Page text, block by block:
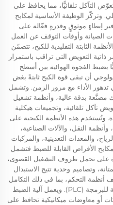
التآكل تلقائيًّا، مما يحافظ على
وتركّز الوظيفة الأساسية لمكابح
إبطاءٍ موثوقٍ وقدرةٍ فعّالة على
الصيانة وأوقات التوقف عن العمل
الثابتة التقليدية للكبح، تتضمّن
ذاتية التعويض التي تراقب باستمرار
بضبط الفجوة الهوائية بين أسطح
أن تبقى قوة الكبح ثابتةً بغض
تدهور الأداء مع مرور الزمن. وتشمل
مصنَّعة بدقة عالية، وأنظمة تشغيل
تآكل تلقائية، وتجميعات هيكلية
وتُستخدم هذه الأنظمة الكبحية على
النقل، والآلات الصناعية،
والمعدات التعدينية، والمركبات
الأقراص القابلة للضبط فتشمل
على تحمل ظروف التشغيل القصوى،
وتصاميم وحدية تتيح الاستبدال
أنظمة التحكم، بما في ذلك التكامل
مع وحدات التحكم المنطقي القابلة للبرمجة (PLC). ويعمل آلية الضبط
أو معاوضات ميكانيكية تحافظ على